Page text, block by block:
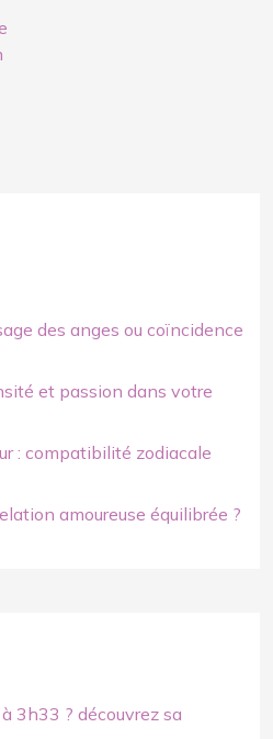
des anges ou coïncidence
et passion dans votre
: compatibilité zodiacale
amoureuse équilibrée ?
3h33 ? découvrez sa